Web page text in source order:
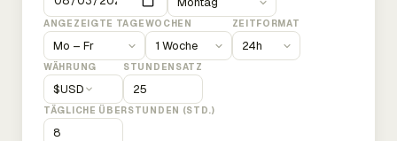
ANGEZEIGTE TAGEWOCHEN ZEITFORMAT
WÄHRUNG
$USD
STUNDENSATZ
TÄGLICHE ÜBERSTUNDEN (STD.)